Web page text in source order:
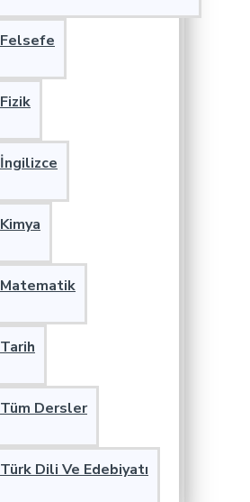
Felsefe
Fizik
İngilizce
Kimya
Matematik
Tarih
Tüm Dersler
Türk Dili Ve Edebiyatı